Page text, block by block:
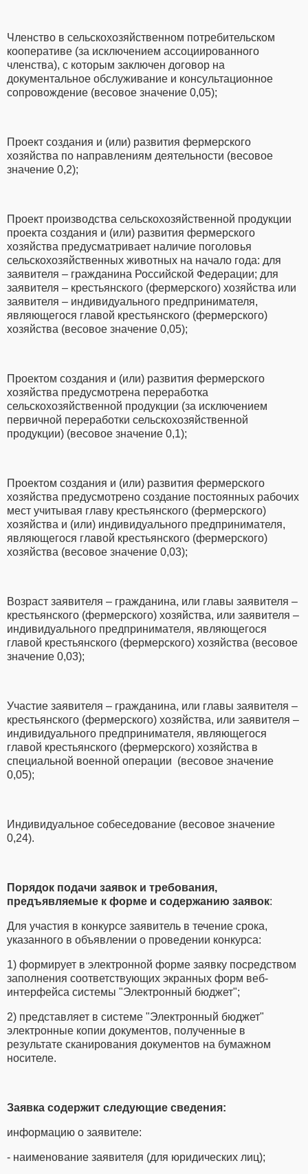
Членство в сельскохозяйственном потребительском
кооперативе (за исключением ассоциированного
членства), с которым заключен договор на
документальное обслуживание и консультационное
сопровождение (весовое значение 0,05);
Проект создания и (или) развития фермерского
хозяйства по направлениям деятельности (весовое
значение 0,2);
Проект производства сельскохозяйственной продукции
проекта создания и (или) развития фермерского
хозяйства предусматривает наличие поголовья
сельскохозяйственных животных на начало года: для
заявителя – гражданина Российской Федерации; для
заявителя – крестьянского (фермерского) хозяйства или
заявителя – индивидуального предпринимателя,
являющегося главой крестьянского (фермерского)
хозяйства (весовое значение 0,05);
Проектом создания и (или) развития фермерского
хозяйства предусмотрена переработка
сельскохозяйственной продукции (за исключением
первичной переработки сельскохозяйственной
продукции) (весовое значение 0,1);
Проектом создания и (или) развития фермерского
хозяйства предусмотрено создание постоянных рабочих
мест учитывая главу крестьянского (фермерского)
хозяйства и (или) индивидуального предпринимателя,
являющегося главой крестьянского (фермерского)
хозяйства (весовое значение 0,03);
Возраст заявителя – гражданина, или главы заявителя –
крестьянского (фермерского) хозяйства, или заявителя –
индивидуального предпринимателя, являющегося
главой крестьянского (фермерского) хозяйства (весовое
значение 0,03);
Участие заявителя – гражданина, или главы заявителя –
крестьянского (фермерского) хозяйства, или заявителя –
индивидуального предпринимателя, являющегося
главой крестьянского (фермерского) хозяйства в
специальной военной операции (весовое значение
0,05);
Индивидуальное собеседование (весовое значение
0,24).
Порядок подачи заявок и требования,
предъявляемые к форме и содержанию заявок:
Для участия в конкурсе заявитель в течение срока,
указанного в объявлении о проведении конкурса:
1) формирует в электронной форме заявку посредством
заполнения соответствующих экранных форм веб-
интерфейса системы "Электронный бюджет";
2) представляет в системе "Электронный бюджет"
электронные копии документов, полученные в
результате сканирования документов на бумажном
носителе.
Заявка содержит следующие сведения:
информацию о заявителе:
- наименование заявителя (для юридических лиц);